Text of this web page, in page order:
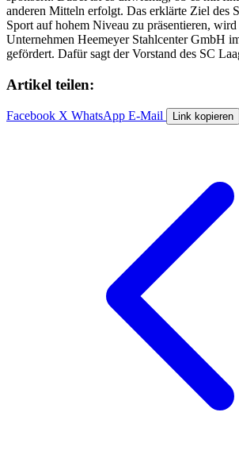
anderen Mitteln erfolgt. Das erklärte Ziel des
Sport auf hohem Niveau zu präsentieren, wird
Unternehmen Heemeyer Stahlcenter GmbH
gefördert. Dafür sagt der Vorstand des SC
Artikel teilen:
Facebook X WhatsApp E-Mail Link kopieren